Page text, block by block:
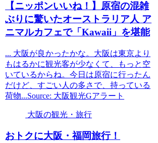
【ニッポンいいね！】原宿の混雑
ぶりに驚いたオーストラリア人 ア
ニマルカフェで「Kawaii」を堪能
... 大阪が良かったかな。大阪は東京より
もはるかに観光客が少なくて、もっと空
いているからね。今日は原宿に行ったん
だけど、すごい人の多さで、持っている
荷物...Source: 大阪観光Gアラート
大阪の観光・旅行
おトクに大阪 ・福岡旅行！